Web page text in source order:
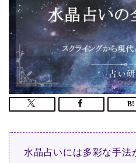
水晶占いには多彩な手法